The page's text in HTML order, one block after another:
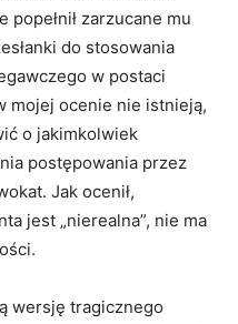
zarzucane mu
do stosowania
w postaci
mojej ocenie nie istnieją,
o jakimkolwiek
postępowania przez
Jak ocenił,
jest „nierealna”, nie ma
wersję tragicznego